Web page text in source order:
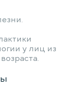
у лиц из